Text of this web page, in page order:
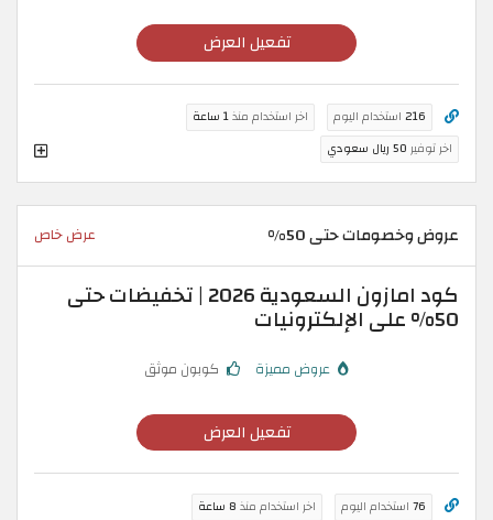
تفعيل العرض
216 استخدام اليوم اخر استخدام منذ1 ساعة
اخر توفير 50 ريال سعودي
عروض وخصومات حتى 50% عرض خاص
كود امازون السعودية 2026 | تخفيضات حتى
50% على الإلكترونيات
عروض مميزة كوبون موثق
تفعيل العرض
76 استخدام اليوم اخر استخدام منذ 8 ساعة